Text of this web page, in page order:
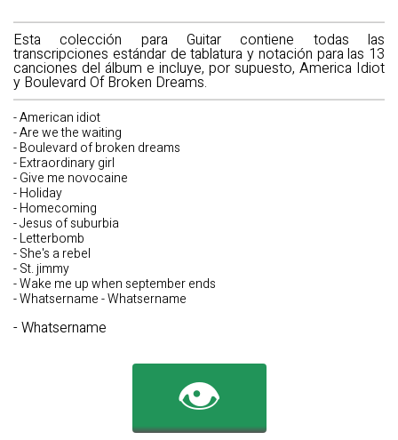
Esta colección para Guitar contiene todas las
transcripciones estándar de tablatura y notación para las 13
canciones del álbum e incluye, por supuesto, America Idiot
y Boulevard Of Broken Dreams.
- American idiot
- Are we the waiting
- Boulevard of broken dreams
- Extraordinary girl
- Give me novocaine
- Holiday
- Homecoming
- Jesus of suburbia
- Letterbomb
- She's a rebel
- St. jimmy
- Wake me up when september ends
- Whatsername - Whatsername
- Whatsername
👁️